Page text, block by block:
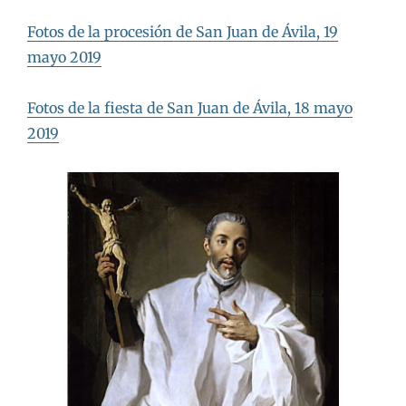
Fotos de la procesión de San Juan de Ávila, 19
mayo 2019
Fotos de la fiesta de San Juan de Ávila, 18 mayo
2019